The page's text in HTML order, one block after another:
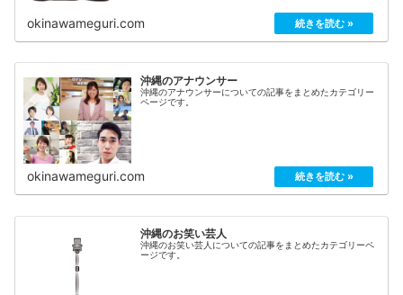
okinawameguri.com
沖縄のアナウンサー
沖縄のアナウンサーについての記事をまとめたカテゴリー
ページです。
okinawameguri.com
沖縄のお笑い芸人
沖縄のお笑い芸人についての記事をまとめたカテゴリーペ
ージです。